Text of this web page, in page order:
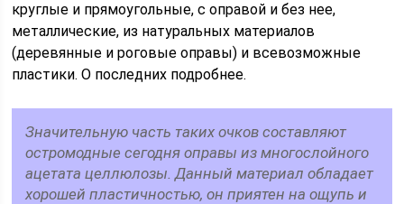
круглые и прямоугольные, с оправой и без нее,
металлические, из натуральных материалов
(деревянные и роговые оправы) и всевозможные
пластики. О последних подробнее.
Значительную часть таких очков составляют
остромодные сегодня оправы из многослойного
ацетата целлюлозы. Данный материал обладает
хорошей пластичностью, он приятен на ощупь и